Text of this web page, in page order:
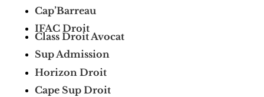
Cap’Barreau
IFAC Droit
Class Droit Avocat
Sup Admission
Horizon Droit
Cape Sup Droit